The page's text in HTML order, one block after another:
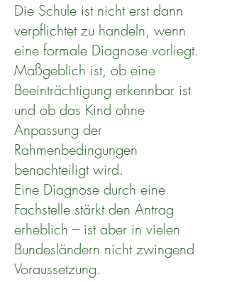
Die Schule ist nicht erst dann
verpflichtet zu handeln, wenn
eine formale Diagnose vorliegt.
Maßgeblich ist, ob eine
Beeinträchtigung erkennbar ist
und ob das Kind ohne
Anpassung der
Rahmenbedingungen
benachteiligt wird.
Eine Diagnose durch eine
Fachstelle stärkt den Antrag
erheblich – ist aber in vielen
Bundesländern nicht zwingend
Voraussetzung.